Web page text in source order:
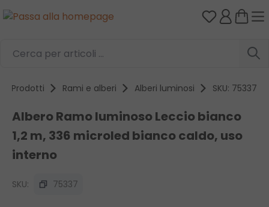
Passa al contenuto principale Hai 0
Prodotti Rami e alberi Alberi luminosi SKU: 75337
Albero Ramo luminoso Leccio bianco
1,2 m, 336 microled bianco caldo, uso
interno
SKU: 75337